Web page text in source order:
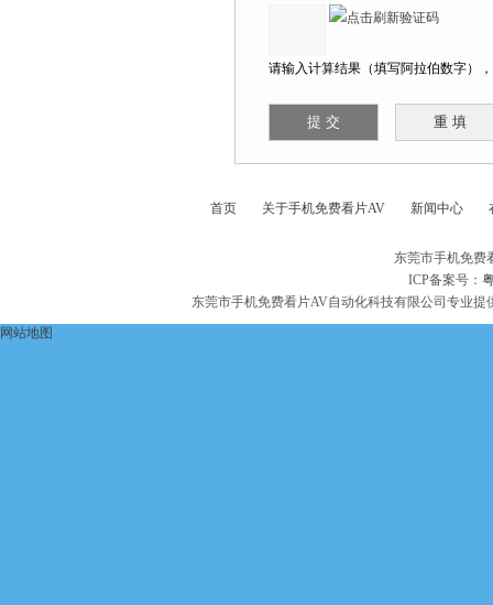
请输入计算结果（填写阿拉伯数字）
首页 关于手机免费看片AV 新闻中心
东莞市手机免费
ICP备案号：
东莞市手机免费看片AV自动化科技有限公司专业提
网站地图